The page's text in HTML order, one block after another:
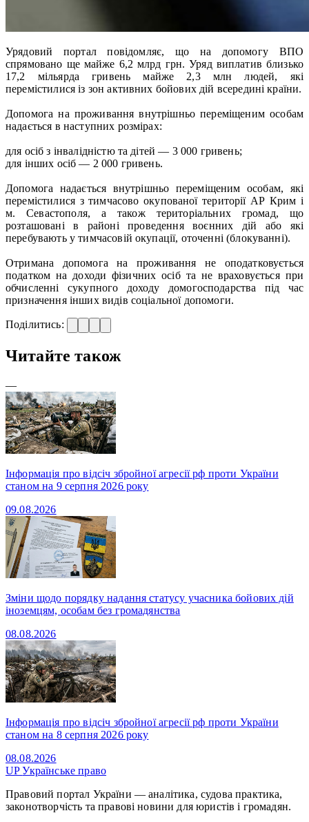
Урядовий портал повідомляє, що на допомогу ВПО
спрямовано ще майже 6,2 млрд грн. Уряд виплатив близько
17,2 мільярда гривень майже 2,3 млн людей, які
перемістилися із зон активних бойових дій всередині країни.
Допомога на проживання внутрішньо переміщеним особам
надається в наступних розмірах:
для осіб з інвалідністю та дітей — 3 000 гривень;
для інших осіб — 2 000 гривень.
Допомога надається внутрішньо переміщеним особам, які
перемістилися з тимчасово окупованої території АР Крим і
м. Севастополя, а також територіальних громад, що
розташовані в районі проведення воєнних дій або які
перебувають у тимчасовій окупації, оточенні (блокуванні).
Отримана допомога на проживання не оподатковується
податком на доходи фізичних осіб та не враховується при
обчисленні сукупного доходу домогосподарства під час
призначення інших видів соціальної допомоги.
Поділитись:
Читайте також
—
Інформація про відсіч збройної агресії рф проти України
станом на 9 серпня 2026 року
09.08.2026
Зміни щодо порядку надання статусу учасника бойових дій
іноземцям, особам без громадянства
08.08.2026
Інформація про відсіч збройної агресії рф проти України
станом на 8 серпня 2026 року
08.08.2026
UPУкраїнське право
Правовий портал України — аналітика, судова практика,
законотворчість та правові новини для юристів і громадян.